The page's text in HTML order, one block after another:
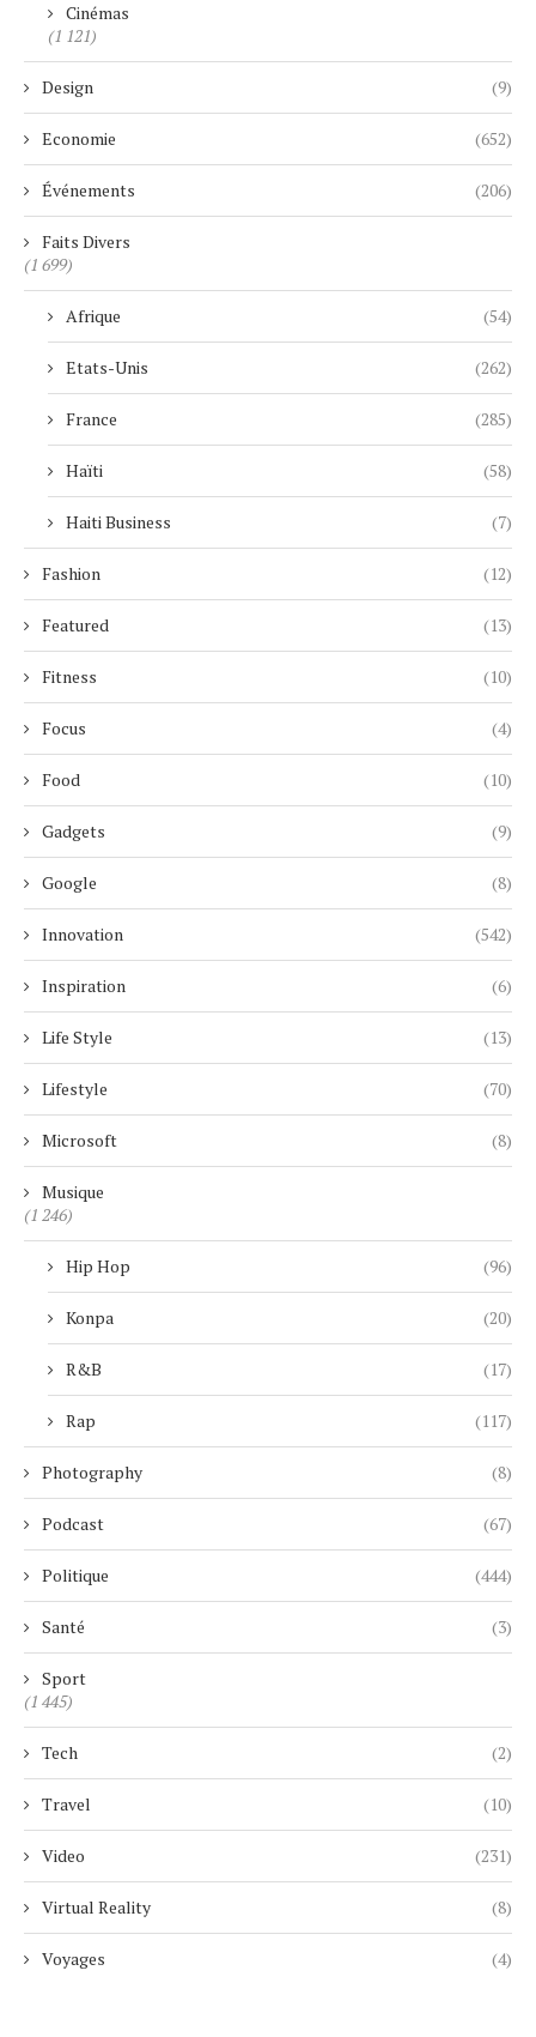
Cinémas
(1 121)
Design (9)
Economie (652)
Événements (206)
Faits Divers
(1 699)
Afrique (54)
Etats-Unis (262)
France (285)
Haïti (58)
Haiti Business (7)
Fashion (12)
Featured (13)
Fitness (10)
Focus (4)
Food (10)
Gadgets (9)
Google (8)
Innovation (542)
Inspiration (6)
Life Style (13)
Lifestyle (70)
Microsoft (8)
Musique
(1 246)
Hip Hop (96)
Konpa (20)
R&B (17)
Rap (117)
Photography (8)
Podcast (67)
Politique (444)
Santé (3)
Sport
(1 445)
Tech (2)
Travel (10)
Video (231)
Virtual Reality (8)
Voyages (4)